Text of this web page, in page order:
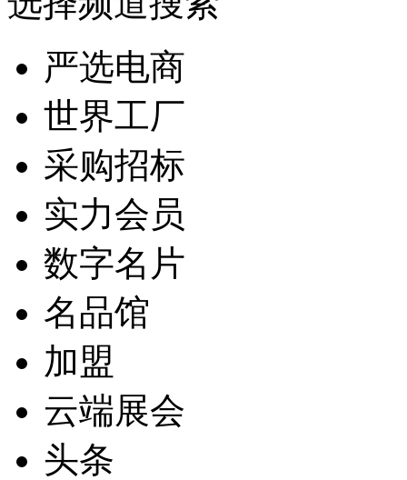
严选电商
世界工厂
采购招标
实力会员
数字名片
名品馆
加盟
云端展会
头条